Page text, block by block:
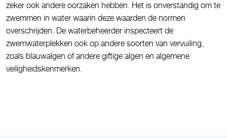
zeker ook andere oorzaken hebben. Het is onverstandig om te
zwemmen in water waarin deze waarden de normen
overschrijden. De waterbeheerder inspecteert de
zwemwaterplekken ook op andere soorten van vervuiling,
zoals blauwalgen of andere giftige algen en algemene
veiligheidskenmerken.